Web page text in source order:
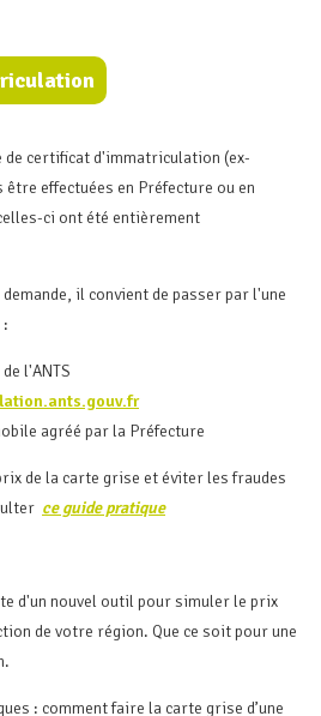
de certificat d'immatriculation (ex-
effectuées en Préfecture ou en
ci ont été entièrement
il convient de passer par l'une
l'ANTS
agréé par la Préfecture
de la carte grise et éviter les fraudes
ce guide pratique
d'un nouvel outil pour simuler le prix
de votre région. Que ce soit pour une
: comment faire la carte grise d’une